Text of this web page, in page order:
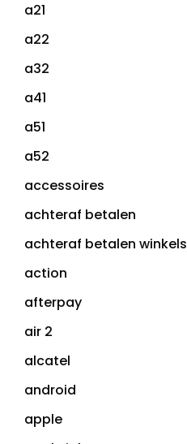
a21
a22
a32
a41
a51
a52
accessoires
achteraf betalen
achteraf betalen winkels
action
afterpay
air 2
alcatel
android
apple